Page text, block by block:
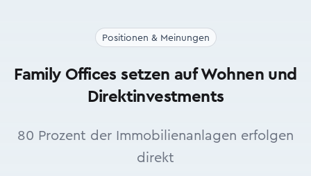
Positionen & Meinungen
Family Offices setzen auf Wohnen und
Direktinvestments
80 Prozent der Immobilienanlagen erfolgen
direkt